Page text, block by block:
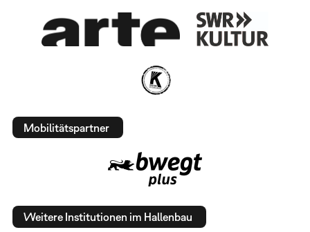
Mobilitätspartner
Weitere Institutionen im Hallenbau